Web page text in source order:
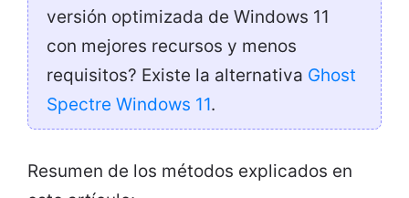
versión optimizada de Windows 11
con mejores recursos y menos
requisitos? Existe la alternativa Ghost
Spectre Windows 11.
Resumen de los métodos explicados en